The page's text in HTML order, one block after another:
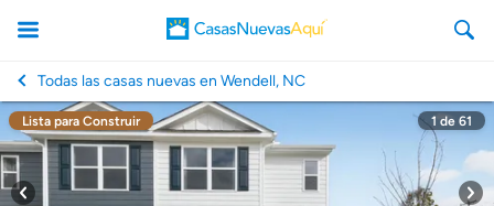
CasasNuevasAqui
Todas las casas nuevas en Wendell, NC
Lista para Construir 1 de 61